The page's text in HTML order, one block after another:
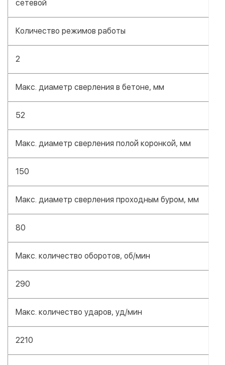
сетевой
Количество режимов работы
2
Макс. диаметр сверления в бетоне, мм
52
Макс. диаметр сверления полой коронкой, мм
150
Макс. диаметр сверления проходным буром, мм
80
Макс. количество оборотов, об/мин
290
Макс. количество ударов, уд/мин
2210